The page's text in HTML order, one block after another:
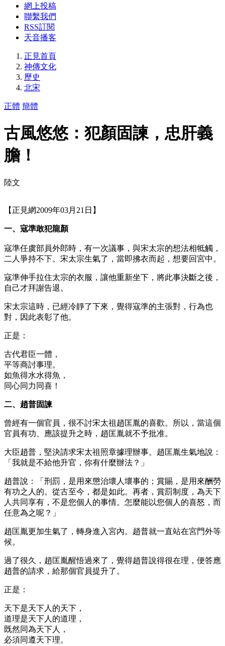
網上投稿
聯繫我們
RSS訂閱
天音播客
正見首頁
神傳文化
歷史
北宋
正體 簡體
古風悠悠：犯顏固諫，忠肝義
膽！
陸文
【正見網2009年03月21日】
一、寇準敢犯龍顏
寇準任虞部員外郎時，有一次議事，與宋太宗的想法相牴觸，
二人爭持不下。宋太宗生氣了，當即拂衣而起，想要回宮中。
寇準伸手拉住太宗的衣服，讓他重新坐下，將此事決斷之後，
自己才拜謝告退。
宋太宗這時，已經冷靜了下來，覺得寇準的主張對，行為也
對，因此表彰了他。
正是：
古代君臣一體，
平等商討事理。
如魚得水水得魚，
同心同力同喜！
二、趙普固諫
曾經有一個官員，很不討宋太祖趙匡胤的喜歡。所以，當這個
官員有功、應該提升之時，趙匡胤就不予批准。
大臣趙普，堅決請求宋太祖照章據理辦事。趙匡胤生氣地說：
「我就是不給他升官，你有什麼辦法？」
趙普說：「刑罰，是用來懲治壞人壞事的；賞賜，是用來酬勞
有功之人的。從古至今，都是如此。再者，賞罰制度，為天下
人共同享有，不是您個人的事情。怎麼能以您個人的喜怒，而
任意為之呢？」
趙匡胤更加生氣了，轉身進入宮內。趙普就一直站在宮門外等
候。
過了很久，趙匡胤醒悟過來了，覺得趙普說得很在理，便答應
趙普的請求，給那個官員提升了。
正是：
天下是天下人的天下，
道理是天下人的道理，
既然同為天下人，
必須同遵天下理。